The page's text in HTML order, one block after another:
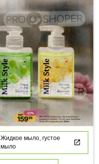
Жидкое мыло, густое
мыло